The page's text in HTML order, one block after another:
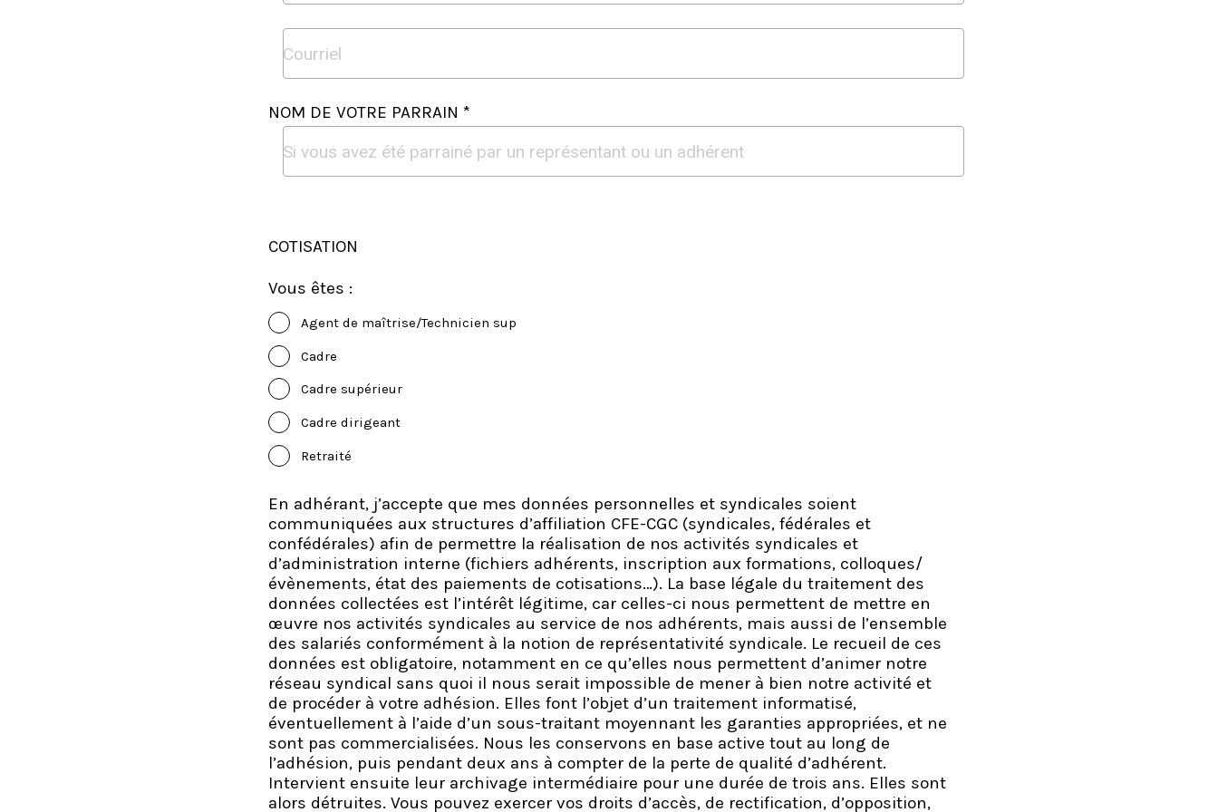
NOM DE VOTRE PARRAIN *
COTISATION
Vous êtes :
Agent de maîtrise/Technicien sup
Cadre
Cadre supérieur
Cadre dirigeant
Retraité
En adhérant, j’accepte que mes données personnelles et syndicales soient
communiquées aux structures d’affiliation CFE-CGC (syndicales, fédérales et
confédérales) afin de permettre la réalisation de nos activités syndicales et
d’administration interne (fichiers adhérents, inscription aux formations, colloques/
évènements, état des paiements de cotisations…). La base légale du traitement des
données collectées est l’intérêt légitime, car celles-ci nous permettent de mettre en
œuvre nos activités syndicales au service de nos adhérents, mais aussi de l’ensemble
des salariés conformément à la notion de représentativité syndicale. Le recueil de ces
données est obligatoire, notamment en ce qu’elles nous permettent d’animer notre
réseau syndical sans quoi il nous serait impossible de mener à bien notre activité et
de procéder à votre adhésion. Elles font l’objet d’un traitement informatisé,
éventuellement à l’aide d’un sous-traitant moyennant les garanties appropriées, et ne
sont pas commercialisées. Nous les conservons en base active tout au long de
l’adhésion, puis pendant deux ans à compter de la perte de qualité d’adhérent.
Intervient ensuite leur archivage intermédiaire pour une durée de trois ans. Elles sont
alors détruites. Vous pouvez exercer vos droits d’accès, de rectification, d’opposition,